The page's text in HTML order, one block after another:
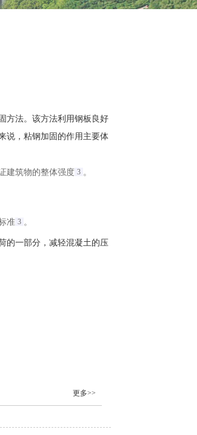
方法。该方法利用钢板良好
说，粘钢加固的作用主要体
建筑物的整体强度‌ 3 。
准‌ 3 。
的一部分，减轻混凝土的压
更多>>